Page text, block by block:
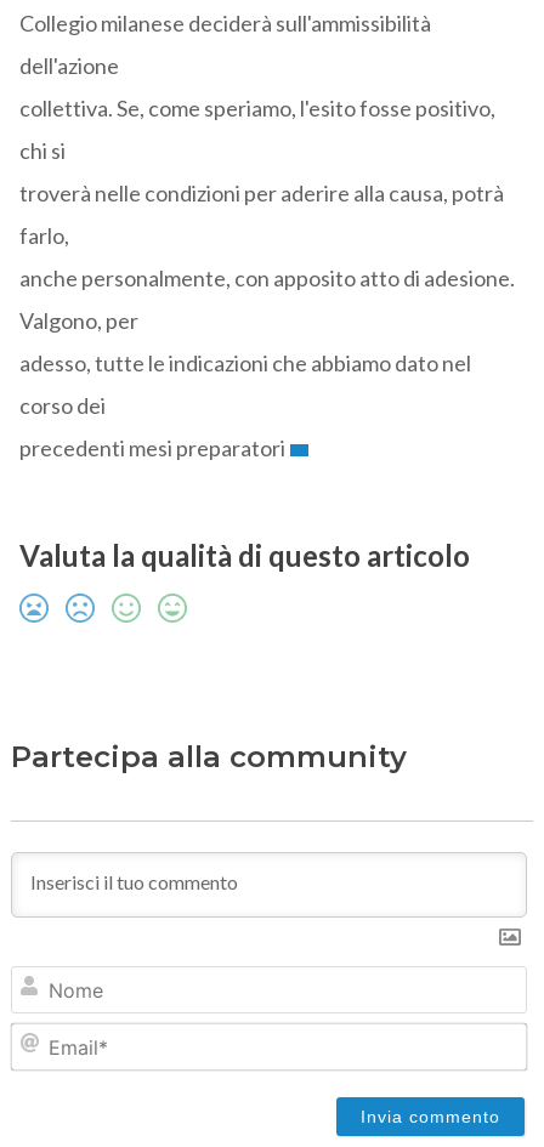
Collegio milanese deciderà sull'ammissibilità
dell'azione
collettiva. Se, come speriamo, l'esito fosse positivo,
chi si
troverà nelle condizioni per aderire alla causa, potrà
farlo,
anche personalmente, con apposito atto di adesione.
Valgono, per
adesso, tutte le indicazioni che abbiamo dato nel
corso dei
precedenti mesi preparatori
Valuta la qualità di questo articolo
Partecipa alla community